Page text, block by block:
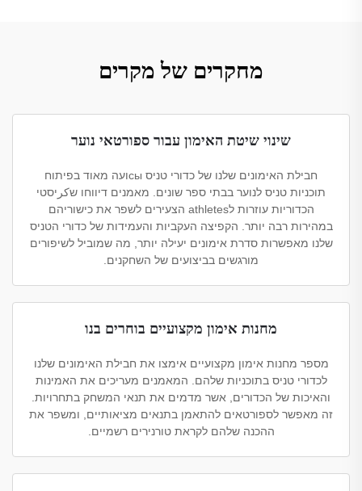
מחקרים של מקרים
שינוי שיטת האימון עבור ספורטאי נוער
חבילת האימונים שלנו של כדורי טניס сыועה מאוד בפיתוח
תוכניות טניס לנוער בבתי ספר שונים. מאמנים דיווחו שكرיסטי
הכדוריות עוזרות לathletes הצעירים לשפר את כישוריהם
במהירות רבה יותר. הקפיצה העקביות והעמידות של כדורי הטניס
שלנו מאפשרות סדרת אימונים יעילה יותר, מה שמוביל לשיפורים
מורגשים בביצועים של השחקנים.
מחנות אימון מקצועיים בוחרים בנו
מספר מחנות אימון מקצועיים אימצו את חבילת האימונים שלנו
לכדורי טניס בתוכניות שלהם. המאמנים מעריכים את האמינות
והאיכות של הכדורים, אשר מדמים את תנאי המשחק בתחרויות.
זה מאפשר לספורטאים להתאמן בתנאים מציאותיים, ומשפר את
ההכנה שלהם לקראת טורנירים רשמיים.